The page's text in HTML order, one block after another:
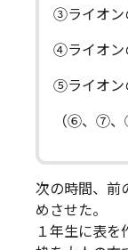
③ライオン
④ライオン
⑤ライオン
（⑥、⑦、
次の時間、前
めさせた。
１年生に表を